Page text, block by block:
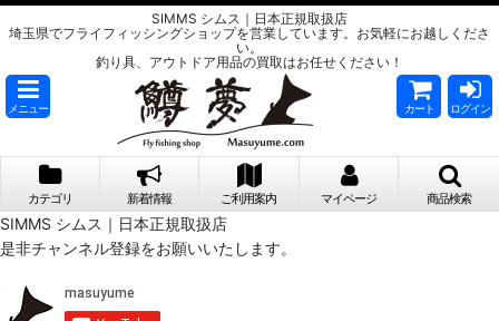
SIMMS シムス｜日本正規取扱店
埼玉県でフライフィッシングショップを営業しています。お気軽にお越しくださ
い。
釣り具、アウトドア用品の買取はお任せください！
メニュー カート ログイン
カテゴリ 新着情報 ご利用案内 マイページ 商品検索
SIMMS シムス｜日本正規取扱店
是非チャンネル登録をお願いいたします。